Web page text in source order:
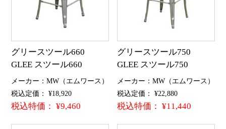
グリースツール660
GLEE スツール660
メーカー：MW（エムワース）
税込定価： ¥18,920
税込特価： ¥9,460
グリースツール750
GLEE スツール750
メーカー：MW（エムワース）
税込定価： ¥22,880
税込特価： ¥11,440